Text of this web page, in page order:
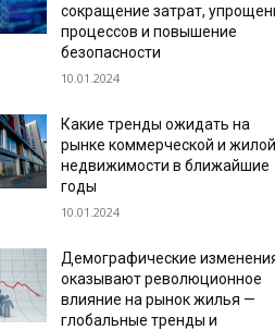
сокращение затрат,
процессов и повышение
безопасности
10.01.2024
Какие тренды ожидать на
рынке коммерческой и жилой
недвижимости в ближайшие
годы
10.01.2024
Демографические
оказывают революционное
влияние на рынок жилья —
глобальные тренды и